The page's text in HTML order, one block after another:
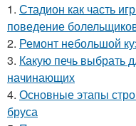
1. Стадион как часть
поведение
2. Ремонт небольшой
3. Какую печь выбрать
начинающих
4. Основные этапы
бруса